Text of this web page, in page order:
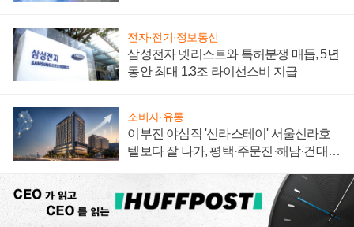
전자·전기·정보통신
삼성전자 넷리스트와 특허분쟁 매듭, 5년
동안 최대 1.3조 라이선스비 지급
소비자·유통
이부진 야심작 '신라스테이' 서울신라호
텔보다 잘 나가, 평택·주문진·해남·건대로